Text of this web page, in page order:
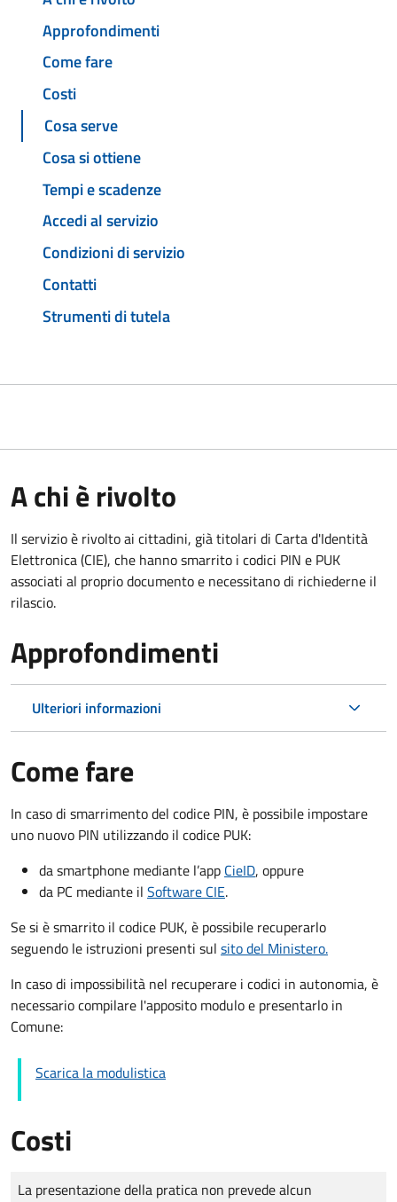
Approfondimenti
Come fare
Costi
Cosa serve
Cosa si ottiene
Tempi e scadenze
Accedi al servizio
Condizioni di servizio
Contatti
Strumenti di tutela
A chi è rivolto
Il servizio è rivolto ai cittadini, già titolari di Carta d'Identità
Elettronica (CIE), che hanno smarrito i codici PIN e PUK
associati al proprio documento e necessitano di richiederne il
rilascio.
Approfondimenti
Ulteriori informazioni
Come fare
In caso di smarrimento del codice PIN, è possibile impostare
uno nuovo PIN utilizzando il codice PUK:
da smartphone mediante l’app CieID, oppure
da PC mediante il Software CIE.
Se si è smarrito il codice PUK, è possibile recuperarlo
seguendo le istruzioni presenti sul sito del Ministero.
In caso di impossibilità nel recuperare i codici in autonomia, è
necessario compilare l'apposito modulo e presentarlo in
Comune:
Scarica la modulistica
Costi
Tipo di pagamento
Importo
La presentazione della pratica non prevede alcun